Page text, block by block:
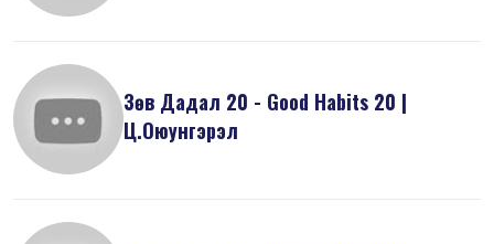
Зөв Дадал 20 - Good Habits 20 |
Ц.Оюунгэрэл